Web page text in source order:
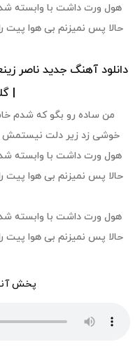
هول ورت داشت با وابسته
حالا پس نمیزنم بی هوا پیت
دانلود آهنگ جدید ناصر
|
من ساده رو بگو که شدم
خوشی زد زیر دلت نیستمش
هول ورت داشت با وابسته
حالا پس نمیزنم بی هوا پیت
هول ورت داشت با وابسته
حالا پس نمیزنم بی هوا پیت
پخش